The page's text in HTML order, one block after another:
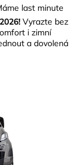
last minute
Vyrazte bez
i zimní
a dovolená